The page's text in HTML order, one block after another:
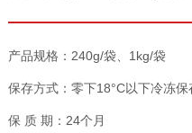
产品规格：240g/袋、1kg/袋
保存方式：零下18°C以下冷冻保
保 质 期：24个月